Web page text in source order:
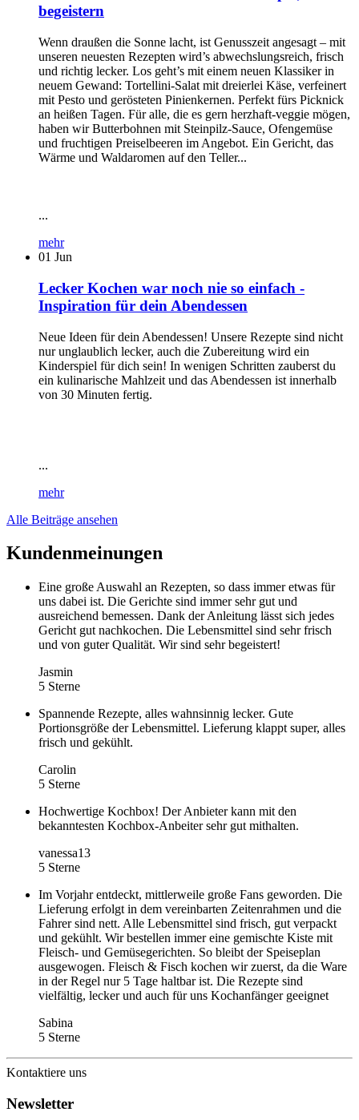
begeistern
Wenn draußen die Sonne lacht, ist Genusszeit angesagt – mit
unseren neuesten Rezepten wird’s abwechslungsreich, frisch
und richtig lecker. Los geht’s mit einem neuen Klassiker in
neuem Gewand: Tortellini-Salat mit dreierlei Käse, verfeinert
mit Pesto und gerösteten Pinienkernen. Perfekt fürs Picknick
an heißen Tagen. Für alle, die es gern herzhaft-veggie mögen,
haben wir Butterbohnen mit Steinpilz-Sauce, Ofengemüse
und fruchtigen Preiselbeeren im Angebot. Ein Gericht, das
Wärme und Waldaromen auf den Teller...
...
mehr
01 Jun
Lecker Kochen war noch nie so einfach -
Inspiration für dein Abendessen
Neue Ideen für dein Abendessen! Unsere Rezepte sind nicht
nur unglaublich lecker, auch die Zubereitung wird ein
Kinderspiel für dich sein! In wenigen Schritten zauberst du
ein kulinarische Mahlzeit und das Abendessen ist innerhalb
von 30 Minuten fertig.
...
mehr
Alle Beiträge ansehen
Kundenmeinungen
Eine große Auswahl an Rezepten, so dass immer etwas für
uns dabei ist. Die Gerichte sind immer sehr gut und
ausreichend bemessen. Dank der Anleitung lässt sich jedes
Gericht gut nachkochen. Die Lebensmittel sind sehr frisch
und von guter Qualität. Wir sind sehr begeistert!
Jasmin
5 Sterne
Spannende Rezepte, alles wahnsinnig lecker. Gute
Portionsgröße der Lebensmittel. Lieferung klappt super, alles
frisch und gekühlt.
Carolin
5 Sterne
Hochwertige Kochbox! Der Anbieter kann mit den
bekanntesten Kochbox-Anbeiter sehr gut mithalten.
vanessa13
5 Sterne
Im Vorjahr entdeckt, mittlerweile große Fans geworden. Die
Lieferung erfolgt in dem vereinbarten Zeitenrahmen und die
Fahrer sind nett. Alle Lebensmittel sind frisch, gut verpackt
und gekühlt. Wir bestellen immer eine gemischte Kiste mit
Fleisch- und Gemüsegerichten. So bleibt der Speiseplan
ausgewogen. Fleisch & Fisch kochen wir zuerst, da die Ware
in der Regel nur 5 Tage haltbar ist. Die Rezepte sind
vielfältig, lecker und auch für uns Kochanfänger geeignet
Sabina
5 Sterne
Kontaktiere uns
Newsletter